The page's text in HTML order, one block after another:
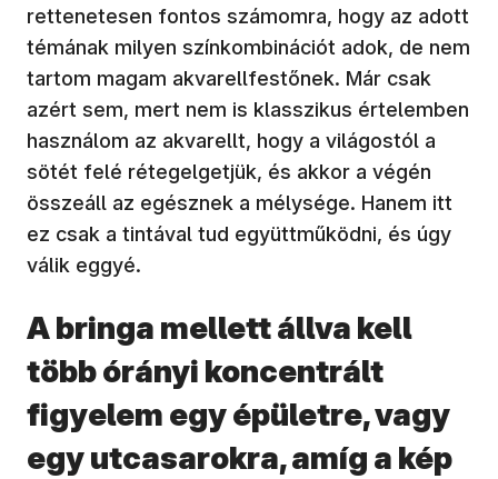
rettenetesen fontos számomra, hogy az adott
témának milyen színkombinációt adok, de nem
tartom magam akvarellfestőnek. Már csak
azért sem, mert nem is klasszikus értelemben
használom az akvarellt, hogy a világostól a
sötét felé rétegelgetjük, és akkor a végén
összeáll az egésznek a mélysége. Hanem itt
ez csak a tintával tud együttműködni, és úgy
válik eggyé.
A bringa mellett állva kell
több órányi koncentrált
figyelem egy épületre, vagy
egy utcasarokra, amíg a kép